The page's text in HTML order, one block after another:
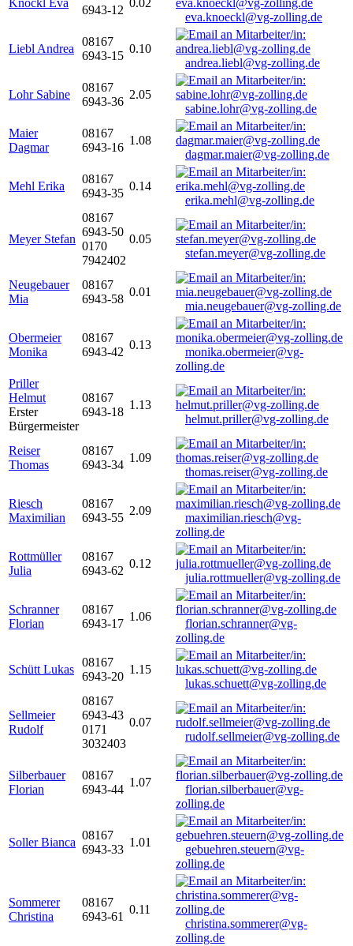
Knöckl Eva
6943-12
0.02
eva.knoeckl@vg-zolling.de
Liebl Andrea
08167
6943-15
0.10
andrea.liebl@vg-zolling.de
Lohr Sabine
08167
6943-36
2.05
sabine.lohr@vg-zolling.de
Maier
Dagmar
08167
6943-16
1.08
dagmar.maier@vg-zolling.de
Mehl Erika
08167
6943-35
0.14
erika.mehl@vg-zolling.de
Meyer Stefan
08167
6943-50
0170
7942402
0.05
stefan.meyer@vg-zolling.de
Neugebauer
Mia
08167
6943-58
0.01
mia.neugebauer@vg-zolling.de
Obermeier
Monika
08167
6943-42
0.13
monika.obermeier@vg-
zolling.de
Priller
Helmut
Erster
Bürgermeister
08167
6943-18
1.13
helmut.priller@vg-zolling.de
Reiser
Thomas
08167
6943-34
1.09
thomas.reiser@vg-zolling.de
Riesch
Maximilian
08167
6943-55
2.09
maximilian.riesch@vg-
zolling.de
Rottmüller
Julia
08167
6943-62
0.12
julia.rottmueller@vg-zolling.de
Schranner
Florian
08167
6943-17
1.06
florian.schranner@vg-
zolling.de
Schütt Lukas
08167
6943-20
1.15
lukas.schuett@vg-zolling.de
Sellmeier
Rudolf
08167
6943-43
0171
3032403
0.07
rudolf.sellmeier@vg-zolling.de
Silberbauer
Florian
08167
6943-44
1.07
florian.silberbauer@vg-
zolling.de
Soller Bianca
08167
6943-33
1.01
gebuehren.steuern@vg-
zolling.de
Sommerer
Christina
08167
6943-61
0.11
christina.sommerer@vg-
zolling.de